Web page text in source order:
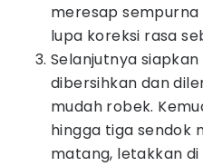
meresap
lupa koreksi rasa
Selanjutnya
dibersihkan dan
mudah robek.
hingga tiga sendok
matang, letakkan di